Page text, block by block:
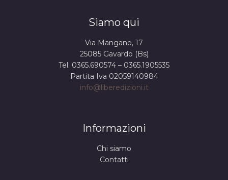
Siamo qui
Via Mangano, 17
25085 Gavardo (Bs)
Tel. 0365.690574 – 0365.1905535
Partita Iva 02059140984
info@liberedizioni.it
Informazioni
Chi siamo
Contatti